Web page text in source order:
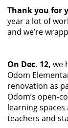
Thank you for
year a lot of
and we’re
On Dec. 12, we
Odom
renovation as
Odom’s open-
learning
teachers and